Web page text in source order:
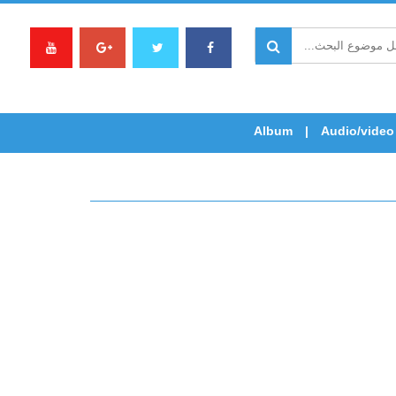
Audio/video
Album